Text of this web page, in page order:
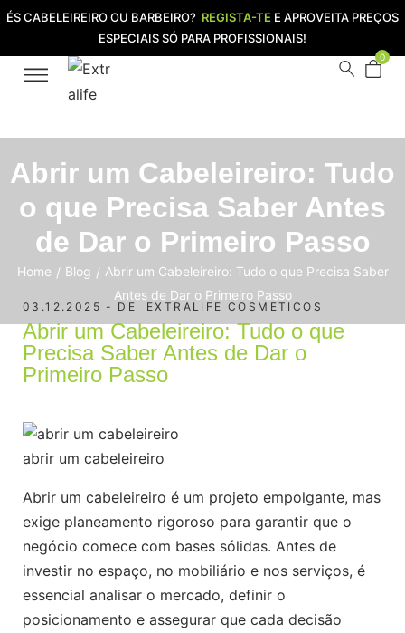
ÉS CABELEIREIRO OU BARBEIRO? REGISTA-TE E APROVEITA PREÇOS
ESPECIAIS SÓ PARA PROFISSIONAIS!
0
Abrir um Cabeleireiro: Tudo
o que Precisa Saber Antes
de Dar o Primeiro Passo
Home / Blog / Abrir um Cabeleireiro: Tudo o que Precisa Saber
Antes de Dar o Primeiro Passo
03.12.2025 DE EXTRALIFE COSMETICOS
Abrir um Cabeleireiro: Tudo o que
Precisa Saber Antes de Dar o
Primeiro Passo
abrir um cabeleireiro
Abrir um cabeleireiro é um projeto empolgante, mas
exige planeamento rigoroso para garantir que o
negócio comece com bases sólidas. Antes de
investir no espaço, no mobiliário e nos serviços, é
essencial analisar o mercado, definir o
posicionamento e assegurar que cada decisão